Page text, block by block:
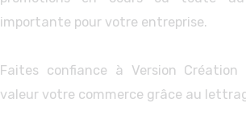
importante pour votre entreprise.
Faites confiance à Version
valeur votre commerce grâce au